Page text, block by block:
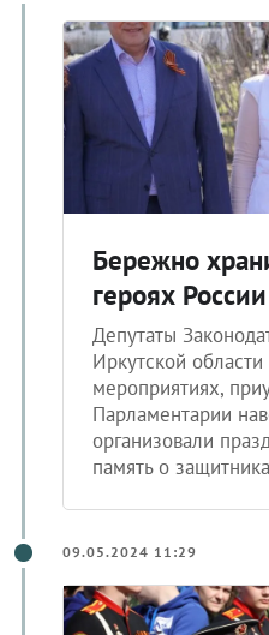
Бережно
героях России
Депутаты
Иркутской
мероприятиях,
Парламентарии
организовали
память о
09.05.2024 11:29